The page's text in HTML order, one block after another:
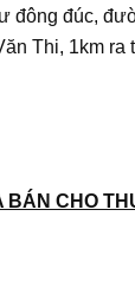
đông đúc,
Thi, 1km ra
BÁN CHO